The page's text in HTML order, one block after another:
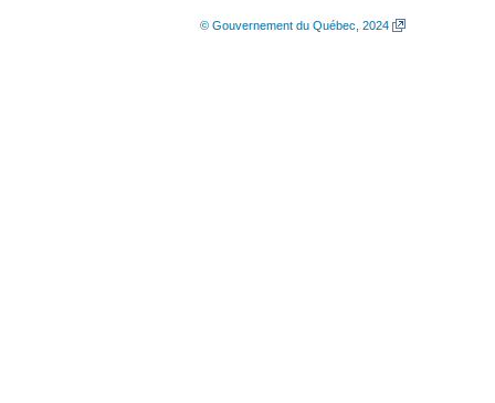
© Gouvernement du Québec, 2024